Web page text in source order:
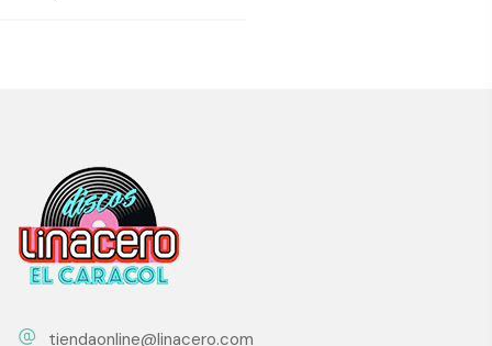
tiendaonline@linacero.com